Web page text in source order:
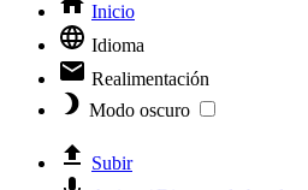
Inicio
Idioma
Realimentación
Modo oscuro
Subir